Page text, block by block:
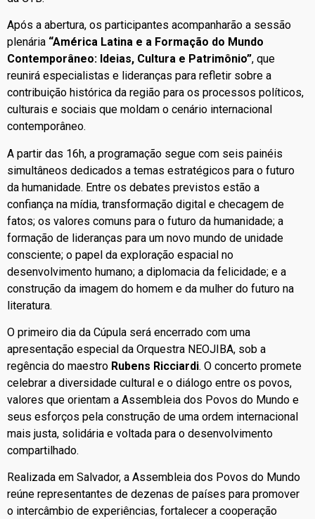
Após a abertura, os participantes acompanharão a sessão
plenária “América Latina e a Formação do Mundo
Contemporâneo: Ideias, Cultura e Patrimônio”, que
reunirá especialistas e lideranças para refletir sobre a
contribuição histórica da região para os processos políticos,
culturais e sociais que moldam o cenário internacional
contemporâneo.
A partir das 16h, a programação segue com seis painéis
simultâneos dedicados a temas estratégicos para o futuro
da humanidade. Entre os debates previstos estão a
confiança na mídia, transformação digital e checagem de
fatos; os valores comuns para o futuro da humanidade; a
formação de lideranças para um novo mundo de unidade
consciente; o papel da exploração espacial no
desenvolvimento humano; a diplomacia da felicidade; e a
construção da imagem do homem e da mulher do futuro na
literatura.
O primeiro dia da Cúpula será encerrado com uma
apresentação especial da Orquestra NEOJIBA, sob a
regência do maestro Rubens Ricciardi. O concerto promete
celebrar a diversidade cultural e o diálogo entre os povos,
valores que orientam a Assembleia dos Povos do Mundo e
seus esforços pela construção de uma ordem internacional
mais justa, solidária e voltada para o desenvolvimento
compartilhado.
Realizada em Salvador, a Assembleia dos Povos do Mundo
reúne representantes de dezenas de países para promover
o intercâmbio de experiências, fortalecer a cooperação